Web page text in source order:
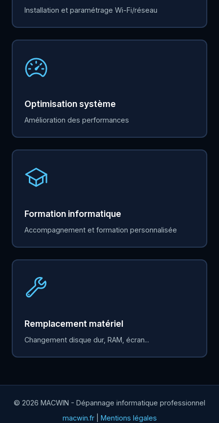
Installation et paramétrage Wi-Fi/réseau
Optimisation système
Amélioration des performances
Formation informatique
Accompagnement et formation personnalisée
Remplacement matériel
Changement disque dur, RAM, écran...
© 2026 MACWIN - Dépannage informatique professionnel
macwin.fr| Mentions légales